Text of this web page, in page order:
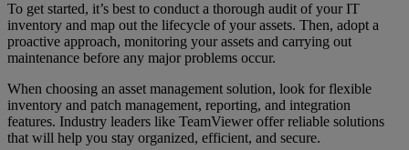
To get started, it’s best to conduct a thorough audit of your IT
inventory and map out the lifecycle of your assets. Then, adopt a
proactive approach, monitoring your assets and carrying out
maintenance before any major problems occur.
When choosing an asset management solution, look for flexible
inventory and patch management, reporting, and integration
features. Industry leaders like TeamViewer offer reliable solutions
that will help you stay organized, efficient, and secure.